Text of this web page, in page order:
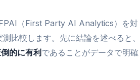
（First Party AI Analytics）を対
比較します。先に結論を述べると、
的に有利 であることがデータで明確